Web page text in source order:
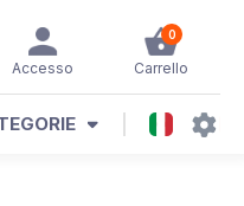
0
Carrello
Accesso